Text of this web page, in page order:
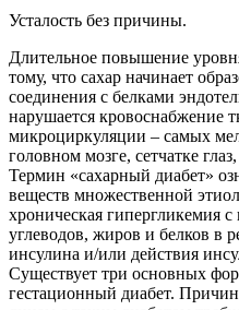
Усталость без причины.
Длительное повышение
тому, что сахар начинает
соединения с белками
нарушается кровоснабжение
микроциркуляции – самых
головном мозге, сетчатке
Термин «сахарный диабет»
веществ множественной
хроническая гипергликемия
углеводов, жиров и белков в
инсулина и/или действия
Существует три основных
гестационный диабет.